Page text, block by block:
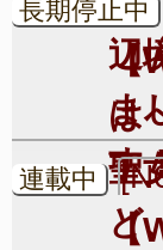
辺
ま
す
長期停止中
【
は
聖
ど
連載中
【